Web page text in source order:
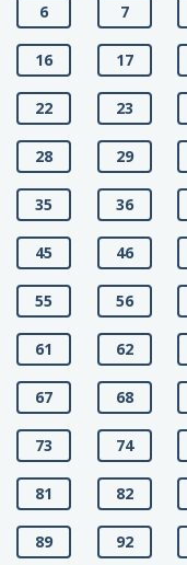
6
7
16 17
22 23
28 29
35 36
45 46
55 56
61 62
67 68
73 74
81 82
89 92